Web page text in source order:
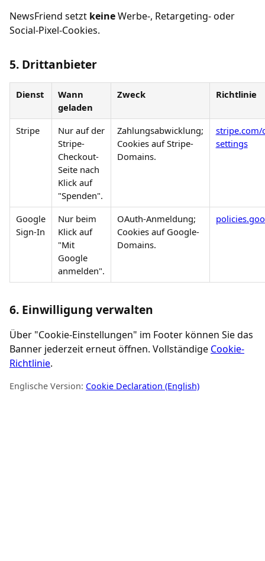
NewsFriend setzt keineWerbe-, Retargeting- oder
Social-Pixel-Cookies.
5. Drittanbieter
Dienst
Wann
geladen
Zweck Richtlinie
Stripe
Nur auf der
Stripe-
Checkout-
Seite nach
Klick auf
"Spenden".
Zahlungsabwicklung;
Cookies auf Stripe-
Domains.
stripe.com/
settings
Google
Sign-In
Nur beim
Klick auf
"Mit
Google
anmelden".
OAuth-Anmeldung;
Cookies auf Google-
Domains.
6. Einwilligung verwalten
Über "Cookie-Einstellungen" im Footer können Sie das
Banner jederzeit erneut öffnen. Vollständige Cookie-
Richtlinie.
Englische Version: Cookie Declaration (English)